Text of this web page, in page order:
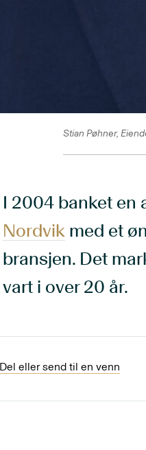
Stian Pøhner,
I 2004 banket en
Nordvik med et
bransjen. Det
vart i over 20 år.
Del eller send til en venn